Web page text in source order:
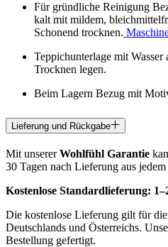
Für gründliche Reinigung
kalt mit mildem,
Schonend trocknen.
Teppichunterlage mit
Trocknen legen.
Beim Lagern Bezug mit
Lieferung und Rückgabe
Mit unsererWohlfühl Garantie
30 Tagen nach Lieferung aus
Kostenlose Standardlieferung:
Die kostenlose Lieferung gilt für
Deutschlands und Österreichs.
Bestellung gefertigt.